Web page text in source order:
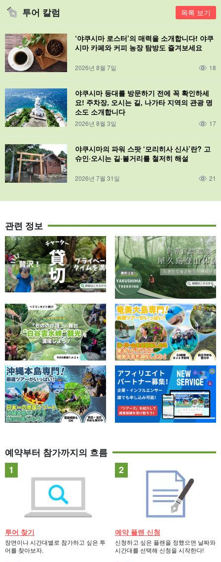
투어 칼럼 목록 보기
‘야쿠시마 로스터’의 매력을 소개합니다! 야쿠
시마 카페와 커피 농장 탐방도 즐겨보세요
2026년 8월 7일 18
야쿠시마 등대를 방문하기 전에 꼭 확인하세
요! 주차장, 오시는 길, 나가타 지역의 관광 명
소도 소개합니다
2026년 8월 3일 17
야쿠시마의 파워 스팟 ‘모리히사 신사’란? 고
슈인·오시는 길·볼거리를 철저히 해설
2026년 7월 31일 21
관련 정보
예약부터 참가까지의 흐름
투어 찾기
장면이나 시간대별로 참가하고 싶은 투
어를 찾아보자.
예약 플랜 신청
신청하고 싶은 플랜을 정했으면 날짜와
시간대를 선택해 신청을 시작한다!